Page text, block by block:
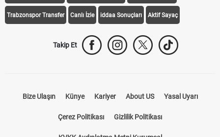
Trabzonspor Transfer Canlı İzle iddaa Sonuçları Aktif Sayaç
Takip Et
Bize Ulaşın Künye Kariyer About US Yasal Uyarı
Çerez Politikası Gizlilik Politikası